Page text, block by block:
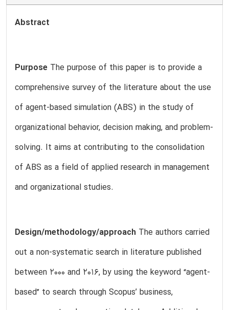
Abstract
Purpose The purpose of this paper is to provide a
comprehensive survey of the literature about the use
of agent-based simulation (ABS) in the study of
organizational behavior, decision making, and problem-
solving. It aims at contributing to the consolidation
of ABS as a field of applied research in management
and organizational studies.
Design/methodology/approach The authors carried
out a non-systematic search in literature published
between 2000 and 2016, by using the keyword “agent-
based” to search through Scopus’ business,